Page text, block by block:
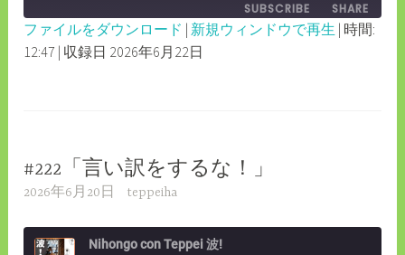
10
SECONDS
FORWARD
30
SUBSCRIBE SHARE
SHARE
ファイルをダウンロード | 新規ウィンドウで再生 | 時間:
12:47 | 収録日 2026年6月22日
#222「言い訳をするな！」
2026年6月20日 teppeiha
Nihongo con Teppei 波!